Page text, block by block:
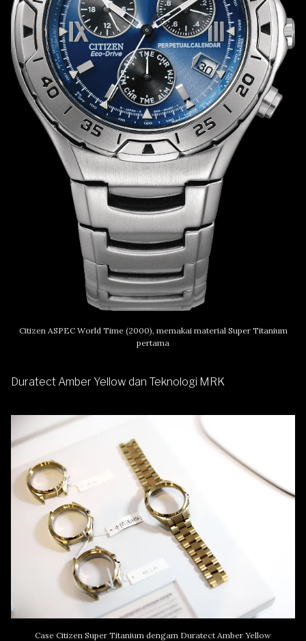
Citizen ASPEC World Time (2000), memakai material Super Titanium
pertama
Duratect Amber Yellow dan Teknologi MRK
Case Citizen Super Titanium dengam Duratect Amber Yellow